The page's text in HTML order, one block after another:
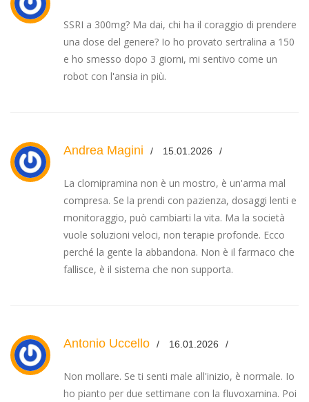
SSRI a 300mg? Ma dai, chi ha il coraggio di prendere
una dose del genere? Io ho provato sertralina a 150
e ho smesso dopo 3 giorni, mi sentivo come un
robot con l'ansia in più.
Andrea Magini 15.01.2026
La clomipramina non è un mostro, è un'arma mal
compresa. Se la prendi con pazienza, dosaggi lenti e
monitoraggio, può cambiarti la vita. Ma la società
vuole soluzioni veloci, non terapie profonde. Ecco
perché la gente la abbandona. Non è il farmaco che
fallisce, è il sistema che non supporta.
Antonio Uccello 16.01.2026
Non mollare. Se ti senti male all'inizio, è normale. Io
ho pianto per due settimane con la fluvoxamina. Poi